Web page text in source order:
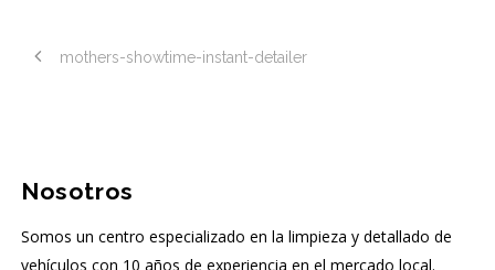
mothers-showtime-instant-detailer
Nosotros
Somos un centro especializado en la limpieza y detallado de
vehículos con 10 años de experiencia en el mercado local.